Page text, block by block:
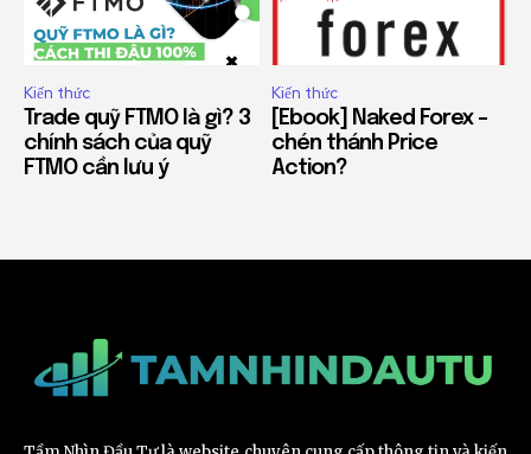
Kiến thức
Trade quỹ FTMO là gì? 3
chính sách của quỹ
FTMO cần lưu ý
Kiến thức
[Ebook] Naked Forex –
chén thánh Price
Action?